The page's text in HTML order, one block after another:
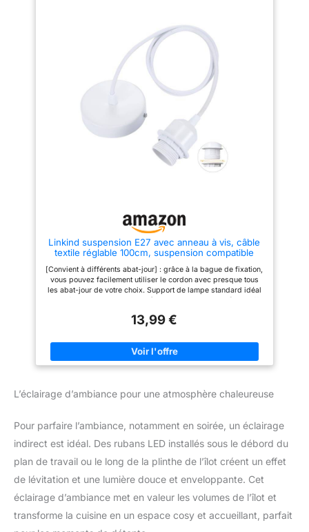
papier en fait un luminaire très
léger, simplifiant sa fixation au
plafond en toute sécurité.
FORMAT GÉNÉREUX POUR VOS
PIÈCES DE VIE : Avec son
suspension devient un élément
central qui habille l'espace de
votre salon ou de votre salle à
intérieur prenne toute sa valeur !
Linkind suspension E27 avec anneau à vis, câble
textile réglable 100cm, suspension compatible
avec abat-jour, douille idéale pour cuisine, salon
[Convient à différents abat-jour] : grâce à la bague de fixation,
vous pouvez facilement utiliser le cordon avec presque tous
les abat-jour de votre choix. Support de lampe standard idéal
pour l'éclairage de bricolage. [Douille E27 qualitative] : il suffit
dans la douille. La suspension peut aller jusqu'à 60W, tension:
100 cm qualifié VDE peut être tenu debout en suspension (max.
2,3 kg), doux et modéré, élégant et simple. Aussi facile à
raccourcir si nécessaire. [Assemblage facile]: Facile à fixer au
comme lustres, spots de plafond ou décorations rétro pour les
librairies, les restaurants, les bars, les cafés et autres !
13,99 €
L’éclairage d’ambiance pour une atmosphère chaleureuse
Pour parfaire l’ambiance, notamment en soirée, un éclairage
indirect est idéal. Des rubans LED installés sous le débord du
plan de travail ou le long de la plinthe de l’îlot créent un effet
de lévitation et une lumière douce et enveloppante. Cet
éclairage d’ambiance met en valeur les volumes de l’îlot et
transforme la cuisine en un espace cosy et accueillant, parfait